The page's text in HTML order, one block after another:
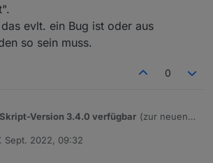
evlt. ein Bug ist oder aus
so sein muss.
0
Version 3.4.0 verfügbar (zur neuen
joBr99/nspanel-
Sept. 2022, 09:32
von